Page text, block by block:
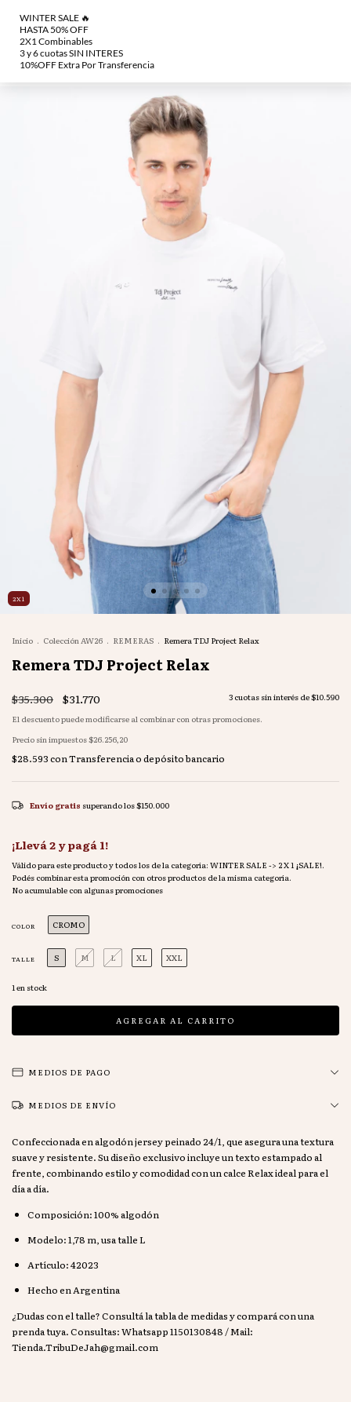
2X1
Inicio . Colección AW26 . REMERAS . Remera TDJ Project Relax
Remera TDJ Project Relax
$35.300 $31.770 3 cuotas sin interés de$10.590
El descuento puede modificarse al combinar con otras promociones.
Precio sin impuestos$26.256,20
$28.593conTransferencia o depósito bancario
Envío gratis superando los$150.000
¡Llevá 2 y pagá 1!
Válido para este producto y todos los de la categoría: WINTER SALE -> 2 X 1 ¡SALE!.
Podés combinar esta promoción con otros productos de la misma categoría.
No acumulable con algunas promociones
COLOR CROMO
TALLE S M L XL XXL
1en stock
MEDIOS DE PAGO
MEDIOS DE ENVÍO
Confeccionada en algodón jersey peinado 24/1, que asegura una textura
suave y resistente. Su diseño exclusivo incluye un texto estampado al
frente, combinando estilo y comodidad con un calce Relax ideal para el
día a día.
Composición: 100% algodón
Modelo: 1,78 m, usa talle L
Artículo: 42023
Hecho en Argentina
¿Dudas con el talle? Consultá la tabla de medidas y compará con una
prenda tuya. Consultas: Whatsapp 1150130848 / Mail:
Tienda.TribuDeJah@gmail.com